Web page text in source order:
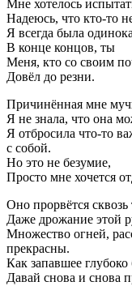
Мне хотелось
Надеюсь, что кто-то
Я всегда была
В конце концов, ты
Меня, кто со своим
Довёл до резни.
Причинённая мне
Я не знала, что она
Я отбросила что-то
с собой.
Но это не безумие,
Просто мне хочется
Оно прорвётся
Даже дрожание этой
Множество огней,
прекрасны.
Как запавшее глубоко
Давай снова и снова